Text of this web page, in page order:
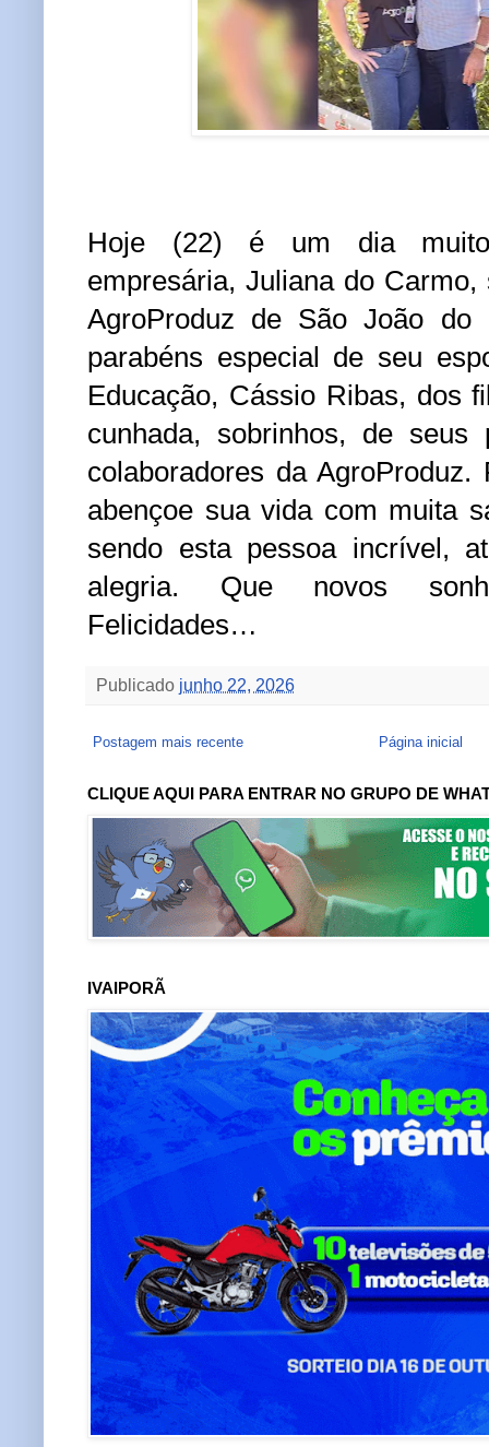
Hoje (22) é um dia
empresária, Juliana do Carmo,
AgroProduz de São João
parabéns especial de seu
Educação, Cássio Ribas, dos
cunhada, sobrinhos, de
colaboradores da AgroProduz.
abençoe sua vida com muita
sendo esta pessoa incrível,
alegria. Que novos
Felicidades…
Publicado junho 22, 2026
Postagem mais recente Página inicial
CLIQUE AQUI PARA ENTRAR NO GRUPO DE
IVAIPORÃ